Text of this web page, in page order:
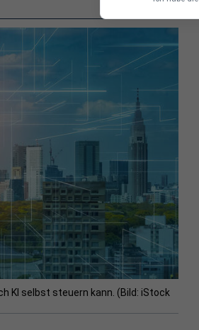
KI selbst steuern kann. (Bild: iStock